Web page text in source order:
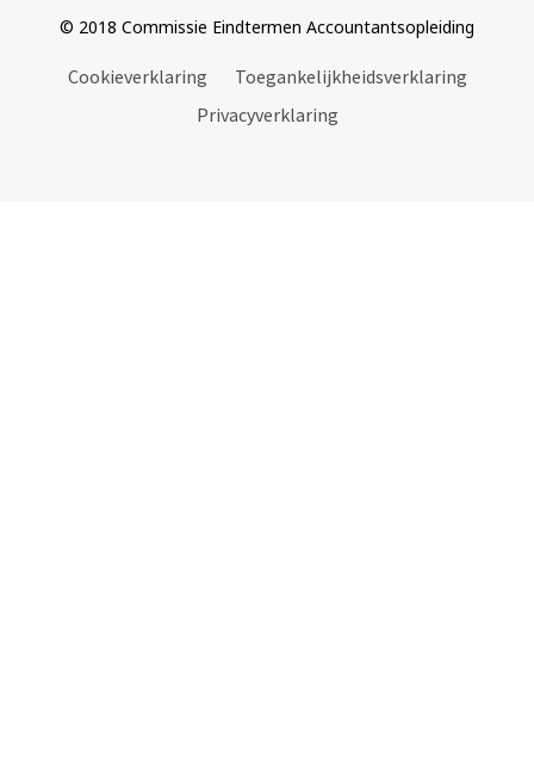
© 2018 Commissie Eindtermen Accountantsopleiding
Cookieverklaring
Toegankelijkheidsverklaring
Privacyverklaring